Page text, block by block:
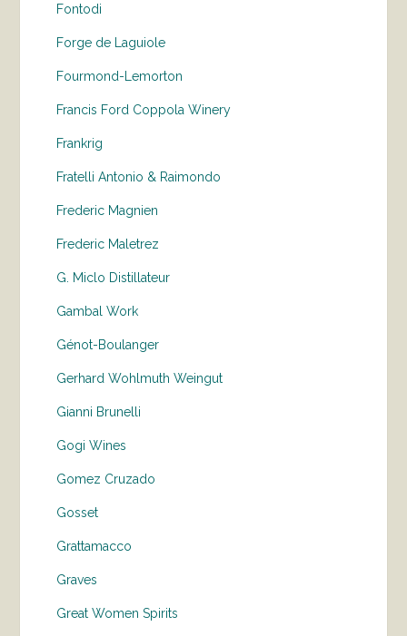
Fontodi
Forge de Laguiole
Fourmond-Lemorton
Francis Ford Coppola Winery
Frankrig
Fratelli Antonio & Raimondo
Frederic Magnien
Frederic Maletrez
G. Miclo Distillateur
Gambal Work
Génot-Boulanger
Gerhard Wohlmuth Weingut
Gianni Brunelli
Gogi Wines
Gomez Cruzado
Gosset
Grattamacco
Graves
Great Women Spirits